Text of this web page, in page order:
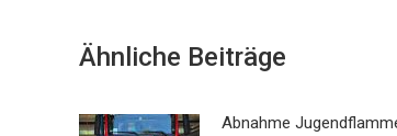
Ähnliche Beiträge
Abnahme